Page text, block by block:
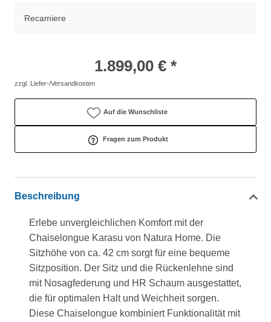
Recamiere
1.899,00 € *
zzgl. Liefer-/Versandkosten
Auf die Wunschliste
Fragen zum Produkt
Beschreibung
Erlebe unvergleichlichen Komfort mit der
Chaiselongue Karasu von Natura Home. Die
Sitzhöhe von ca. 42 cm sorgt für eine bequeme
Sitzposition. Der Sitz und die Rückenlehne sind
mit Nosagfederung und HR Schaum ausgestattet,
die für optimalen Halt und Weichheit sorgen.
Diese Chaiselongue kombiniert Funktionalität mit